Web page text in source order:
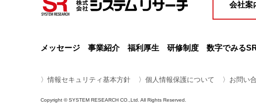
会社案
メッセージ 事業紹介 福利厚生 研修制度 数字でみる
〉情報セキュリティ基本方針 〉個人情報保護について 〉お問い
Copyright © SYSTEM RESEARCH CO.,Ltd. All Rights Reserved.